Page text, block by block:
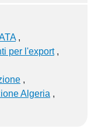
per l'export
Algeria